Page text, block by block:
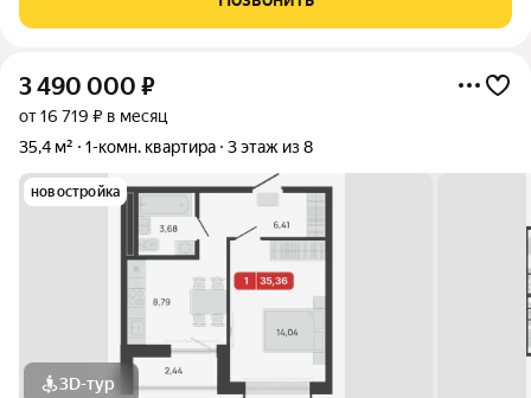
счетчики горячей,
3 490 000 ₽
от 16 719 ₽ в месяц
35,4 м²
1-комн. квартира 3 этаж из 8
новостройка
3D-тур